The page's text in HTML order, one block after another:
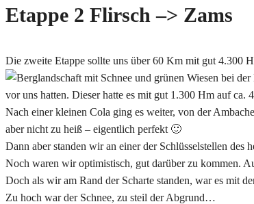
Etappe 2 Flirsch –> Zams
Die zweite Etappe sollte uns über 60 Km mit gut 4.300
vor uns hatten. Dieser hatte es mit gut 1.300 Hm auf ca.
Nach einer kleinen Cola ging es weiter, von der
aber nicht zu heiß – eigentlich perfekt 🙂
Dann aber standen wir an einer der Schlüsselstellen
Noch waren wir optimistisch, gut darüber zu kommen.
Doch als wir am Rand der Scharte standen, war es mit
Zu hoch war der Schnee, zu steil der Abgrund…